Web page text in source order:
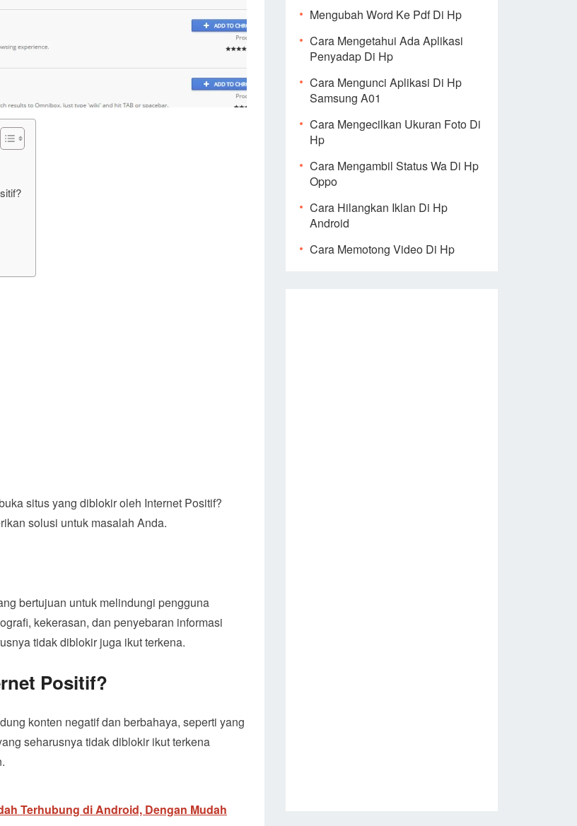
situs yang diblokir oleh Internet Positif?
solusi untuk masalah Anda.
bertujuan untuk melindungi pengguna
kekerasan, dan penyebaran informasi
tidak diblokir juga ikut terkena.
Positif?
konten negatif dan berbahaya, seperti yang
seharusnya tidak diblokir ikut terkena
Terhubung di Android, Dengan Mudah
Mengubah Word Ke Pdf Di Hp
Cara Mengetahui Ada Aplikasi
Penyadap Di Hp
Cara Mengunci Aplikasi Di Hp
Samsung A01
Cara Mengecilkan Ukuran Foto Di
Hp
Cara Mengambil Status Wa Di Hp
Oppo
Cara Hilangkan Iklan Di Hp
Android
Cara Memotong Video Di Hp